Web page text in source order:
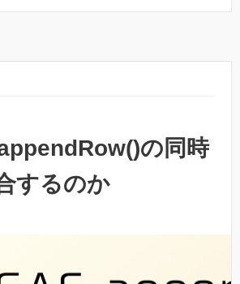
appendRow()の同時
するのか